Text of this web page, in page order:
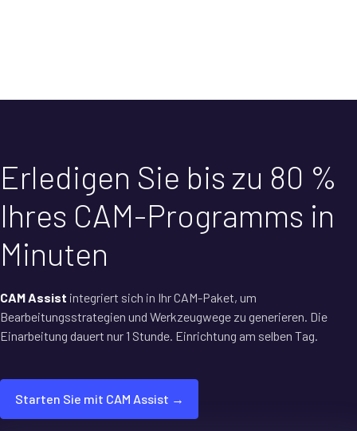
Erledigen Sie bis zu 80 %
Ihres CAM-Programms in
Minuten
CAM Assist integriert sich in Ihr CAM-Paket, um
Bearbeitungsstrategien und Werkzeugwege zu generieren. Die
Einarbeitung dauert nur 1 Stunde. Einrichtung am selben Tag.
Starten Sie mit CAM Assist →